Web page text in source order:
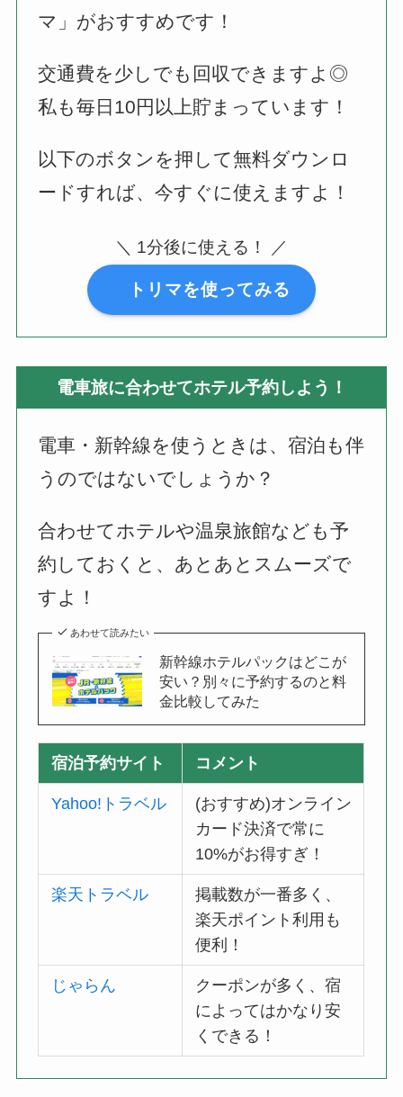
マ」がおすすめです！
交通費を少しでも回収できますよ◎
私も毎日10円以上貯まっています！
以下のボタンを押して無料ダウンロ
ードすれば、今すぐに使えますよ！
＼ 1分後に使える！ ／
トリマを使ってみる
電車旅に合わせてホテル予約しよう！
電車・新幹線を使うときは、宿泊も伴
うのではないでしょうか？
合わせてホテルや温泉旅館なども予
約しておくと、あとあとスムーズで
すよ！
あわせて読みたい
新幹線ホテルパックはどこが
安い？別々に予約するのと料
金比較してみた
宿泊予約サイト コメント
Yahoo!トラベル
(おすすめ)オンライン
カード決済で常に
10%がお得すぎ！
楽天トラベル
掲載数が一番多く、
楽天ポイント利用も
便利！
じゃらん
クーポンが多く、宿
によってはかなり安
くできる！